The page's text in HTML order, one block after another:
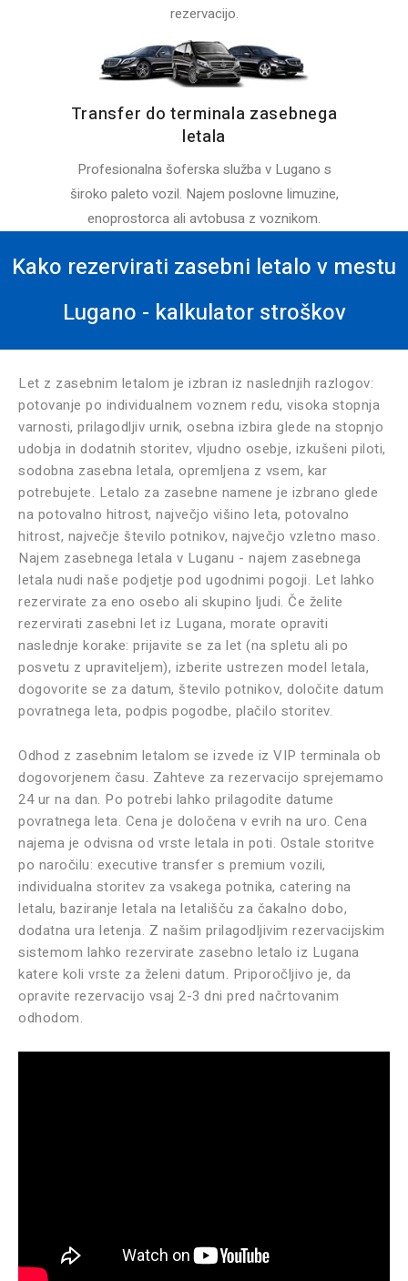
rezervacijo.
Transfer do terminala zasebnega
letala
Profesionalna šoferska služba v Lugano s
široko paleto vozil. Najem poslovne limuzine,
enoprostorca ali avtobusa z voznikom.
Kako rezervirati zasebni letalo v mestu
Lugano - kalkulator stroškov
Let z zasebnim letalom je izbran iz naslednjih razlogov:
potovanje po individualnem voznem redu, visoka stopnja
varnosti, prilagodljiv urnik, osebna izbira glede na stopnjo
udobja in dodatnih storitev, vljudno osebje, izkušeni piloti,
sodobna zasebna letala, opremljena z vsem, kar
potrebujete. Letalo za zasebne namene je izbrano glede
na potovalno hitrost, največjo višino leta, potovalno
hitrost, največje število potnikov, največjo vzletno maso.
Najem zasebnega letala v Luganu - najem zasebnega
letala nudi naše podjetje pod ugodnimi pogoji. Let lahko
rezervirate za eno osebo ali skupino ljudi. Če želite
rezervirati zasebni let iz Lugana, morate opraviti
naslednje korake: prijavite se za let (na spletu ali po
posvetu z upraviteljem), izberite ustrezen model letala,
dogovorite se za datum, število potnikov, določite datum
povratnega leta, podpis pogodbe, plačilo storitev.
Odhod z zasebnim letalom se izvede iz VIP terminala ob
dogovorjenem času. Zahteve za rezervacijo sprejemamo
24 ur na dan. Po potrebi lahko prilagodite datume
povratnega leta. Cena je določena v evrih na uro. Cena
najema je odvisna od vrste letala in poti. Ostale storitve
po naročilu: executive transfer s premium vozili,
individualna storitev za vsakega potnika, catering na
letalu, baziranje letala na letališču za čakalno dobo,
dodatna ura letenja. Z našim prilagodljivim rezervacijskim
sistemom lahko rezervirate zasebno letalo iz Lugana
katere koli vrste za želeni datum. Priporočljivo je, da
opravite rezervacijo vsaj 2-3 dni pred načrtovanim
odhodom.